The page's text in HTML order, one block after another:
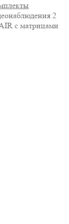
2
с матрицами